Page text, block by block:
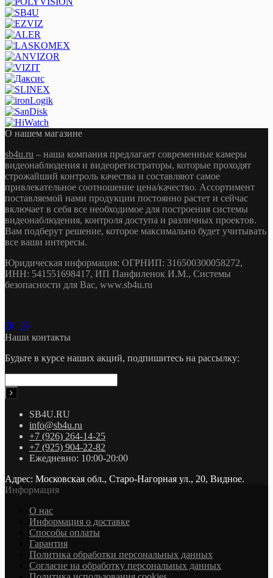
О нашем магазине
sb4u.ru – наша компания предлагает современные камеры
видеонаблюдения и видеорегистраторы, которые проходят
строжайший контроль качества и составляют самое
привлекательное соотношение цена/качество. Ассортимент
поставляемой нами продукции постоянно растет и сейчас
включает в себя все необходимое для построения системы
видеонаблюдения, контроля доступа и различных проектов.
Вам подберут решение, которое максимально будет учитывать
все ваши интересы.
Юридическая информация: ОГРНИП: 316500300058272,
ИНН: 541551698417, ИП Панфиленок И.М., Системы
безопасности для Вас, www.sb4u.ru
Наши контакты
Будьте в курсе наших акций, подпишитесь на рассылку:
SB4U.RU
info@sb4u.ru
+7 (926) 264-14-25
+7 (925) 904-22-82
Ежедневно: 10:00-20:00
Адрес: Московская обл., Старо-Нагорная ул., 20, Видное.
Информация
О нас
Информация о доставке
Cпособы оплаты
Гарантия
Политика обработки персональных данных
Согласие на обработку персональных данных